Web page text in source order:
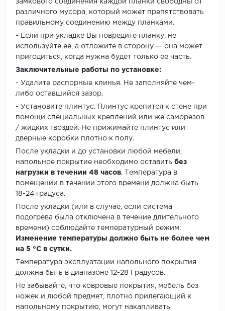
замкового соединения каждой планки свободны от
различного мусора, который может препятствовать
правильному соединению между планками.
- Если при укладке Вы повредите планку, не
используйте ее, а отложите в сторону — она может
пригодиться, когда нужна будет только ее часть.
Заключительные работы по установке:
- Удалите распорные клинья. Не заполняйте чем-
либо оставшийся зазор.
- Установите плинтус. Плинтус крепится к стене при
помощи специальных креплений или же саморезов
/ жидких гвоздей. Не прижимайте плинтус или
дверные коробки плотно к полу.
После укладки и до установки любой мебели,
напольное покрытие необходимо оставить без
нагрузки в течении 48 часов. Температура в
помещении в течении этого времени должна быть
18-24 градуса.
После укладки (или в случае, если система
подогрева была отключена в течение длительного
времени) соблюдайте температурный режим:
Изменение температуры должно быть не более чем
на 5 °C в сутки.
Температура эксплуатации напольного покрытия
должна быть в диапазоне 12-28 Градусов.
Не забывайте, что ковровые покрытия, мебель без
ножек и любой предмет, плотно прилегающий к
напольному покрытию, могут накапливать